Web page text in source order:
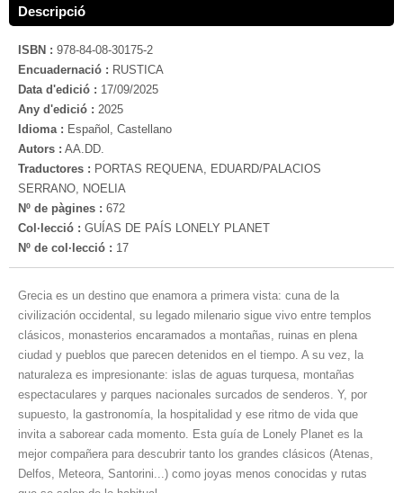
Descripció
ISBN : 978-84-08-30175-2
Encuadernació : RUSTICA
Data d'edició : 17/09/2025
Any d'edició : 2025
Idioma : Español, Castellano
Autors : AA.DD.
Traductores : PORTAS REQUENA, EDUARD/PALACIOS
SERRANO, NOELIA
Nº de pàgines : 672
Col·lecció : GUÍAS DE PAÍS LONELY PLANET
Nº de col·lecció : 17
Grecia es un destino que enamora a primera vista: cuna de la
civilización occidental, su legado milenario sigue vivo entre templos
clásicos, monasterios encaramados a montañas, ruinas en plena
ciudad y pueblos que parecen detenidos en el tiempo. A su vez, la
naturaleza es impresionante: islas de aguas turquesa, montañas
espectaculares y parques nacionales surcados de senderos. Y, por
supuesto, la gastronomía, la hospitalidad y ese ritmo de vida que
invita a saborear cada momento. Esta guía de Lonely Planet es la
mejor compañera para descubrir tanto los grandes clásicos (Atenas,
Delfos, Meteora, Santorini...) como joyas menos conocidas y rutas